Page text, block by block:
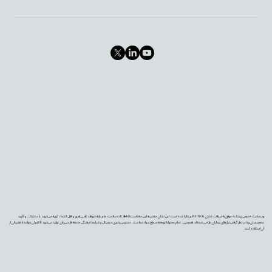
وب‌سایت «دیجی‌پزشک» موفق به دریافت نشان PIF TICK بریتانیا شده است. این نشان معتبر به این معناست که اطلاعات سلامت ما بر پایه شواهد علمی به‌روز و قابل اعتماد تهیه می‌شوند، با مشارکت و تأیید
متخصصان و با در نظر گرفتن نیازهای بیماران طراحی شده‌اند. همچنین، تمام محتوا با توجه به سطح سواد سلامت، دسترس‌پذیری دیجیتال و شرایط فرهنگی جامعه فارسی‌زبان تولید می‌شود تا کاربران بتوانند با اطمینان از
آن استفاده کنند.